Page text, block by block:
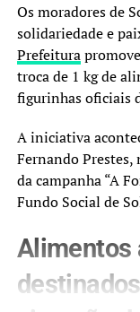
Os moradores de
solidariedade e
Prefeitura
troca de 1 kg de
figurinhas oficiais
A iniciativa
Fernando Prestes,
da campanha “A
Fundo Social de
Alimentos